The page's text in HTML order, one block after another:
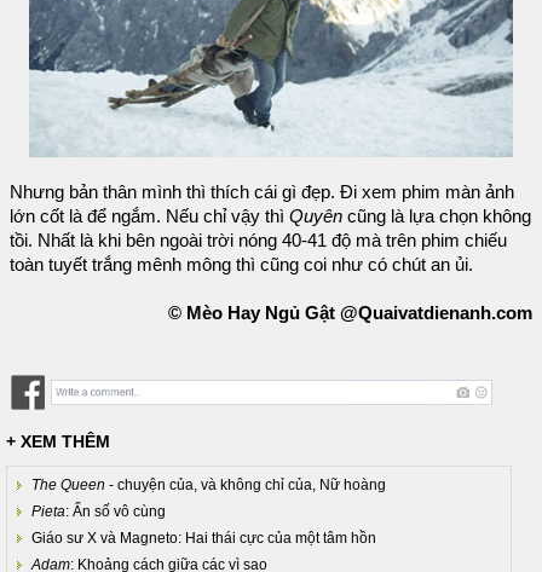
Nhưng bản thân mình thì thích cái gì đẹp. Đi xem phim màn ảnh
lớn cốt là để ngắm. Nếu chỉ vậy thì Quyên cũng là lựa chọn không
tồi. Nhất là khi bên ngoài trời nóng 40-41 độ mà trên phim chiếu
toàn tuyết trắng mênh mông thì cũng coi như có chút an ủi.
© Mèo Hay Ngủ Gật @Quaivatdienanh.com
+ XEM THÊM
The Queen - chuyện của, và không chỉ của, Nữ hoàng
Pieta: Ẩn số vô cùng
Giáo sư X và Magneto: Hai thái cực của một tâm hồn
Adam: Khoảng cách giữa các vì sao